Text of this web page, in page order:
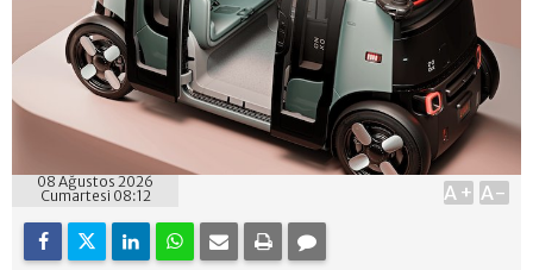
08 Ağustos 2026
Cumartesi 08:12
A+ A-